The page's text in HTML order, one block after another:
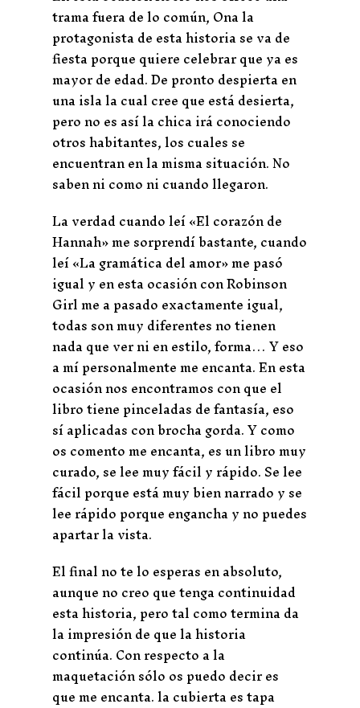
trama fuera de lo común, Ona la
protagonista de esta historia se va de
fiesta porque quiere celebrar que ya es
mayor de edad. De pronto despierta en
una isla la cual cree que está desierta,
pero no es así la chica irá conociendo
otros habitantes, los cuales se
encuentran en la misma situación. No
saben ni como ni cuando llegaron.
La verdad cuando leí «El corazón de
Hannah» me sorprendí bastante, cuando
leí «La gramática del amor» me pasó
igual y en esta ocasión con Robinson
Girl me a pasado exactamente igual,
todas son muy diferentes no tienen
nada que ver ni en estilo, forma… Y eso
a mí personalmente me encanta. En esta
ocasión nos encontramos con que el
libro tiene pinceladas de fantasía, eso
sí aplicadas con brocha gorda. Y como
os comento me encanta, es un libro muy
curado, se lee muy fácil y rápido. Se lee
fácil porque está muy bien narrado y se
lee rápido porque engancha y no puedes
apartar la vista.
El final no te lo esperas en absoluto,
aunque no creo que tenga continuidad
esta historia, pero tal como termina da
la impresión de que la historia
continúa. Con respecto a la
maquetación sólo os puedo decir es
que me encanta. la cubierta es tapa